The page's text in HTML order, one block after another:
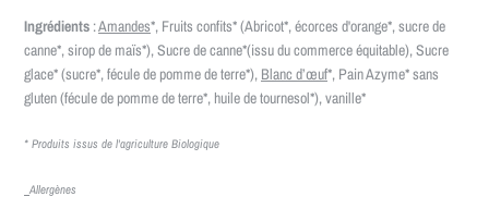
Ingrédients :Amandes*, Fruits confits* (Abricot*, écorces d'orange*, sucre de
canne*, sirop de maïs*), Sucre de canne*(issu du commerce équitable), Sucre
glace* (sucre*, fécule de pomme de terre*), Blanc d’œuf*, Pain Azyme* sans
gluten (fécule de pomme de terre*, huile de tournesol*), vanille*
* Produits issus de l'agriculture Biologique
Allergènes